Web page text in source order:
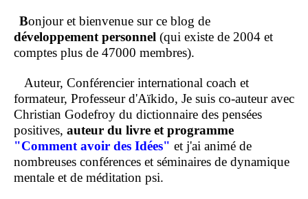
Bonjour et bienvenue sur ce blog de
développement personnel (qui existe de 2004 et
comptes plus de 47000 membres).
Auteur, Conférencier international coach et
formateur, Professeur d'Aïkido, Je suis co-auteur avec
Christian Godefroy du dictionnaire des pensées
positives, auteur du livre et programme
"Comment avoir des Idées" et j'ai animé de
nombreuses conférences et séminaires de dynamique
mentale et de méditation psi.